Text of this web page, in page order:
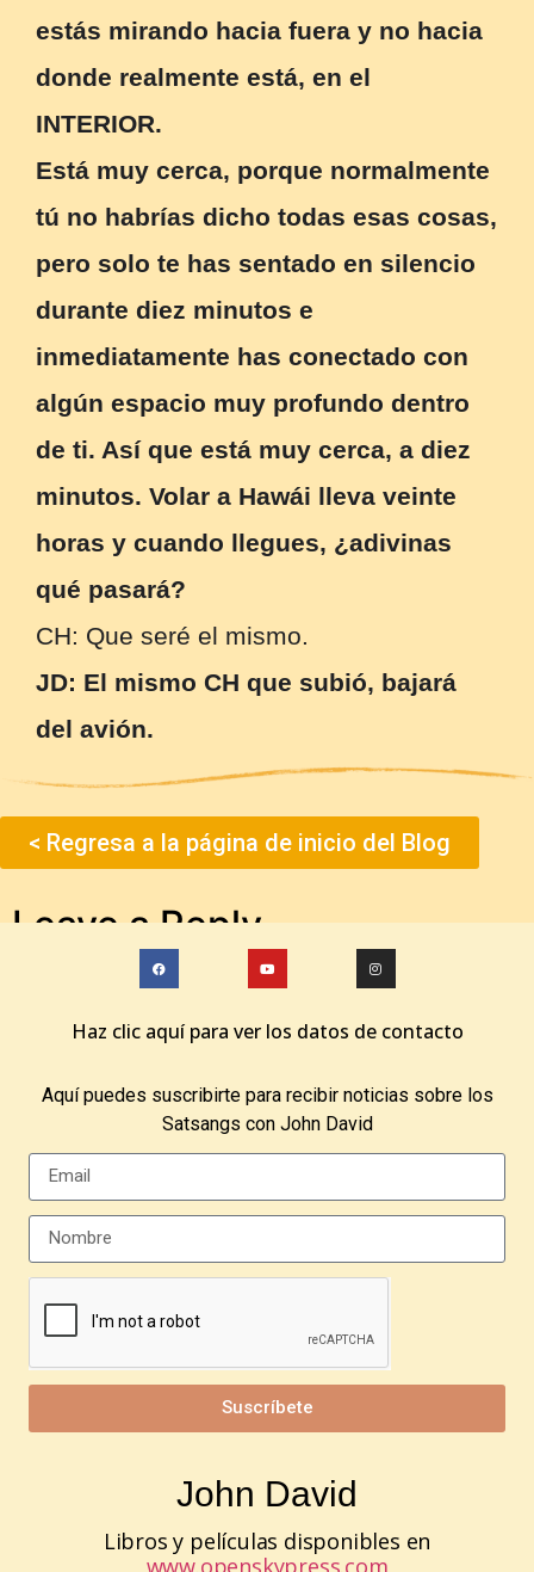
estás mirando hacia fuera y no hacia
donde realmente está, en el
INTERIOR.
Está muy cerca, porque normalmente
tú no habrías dicho todas esas cosas,
pero solo te has sentado en silencio
durante diez minutos e
inmediatamente has conectado con
algún espacio muy profundo dentro
de ti. Así que está muy cerca, a diez
minutos. Volar a Hawái lleva veinte
horas y cuando llegues, ¿adivinas
qué pasará?
CH: Que seré el mismo.
JD: El mismo CH que subió, bajará
del avión.
< Regresa a la página de inicio del Blog
Leave a Reply
logged in to post a comment.
Haz clic aquí para ver los datos de contacto
Aquí puedes suscribirte para recibir noticias sobre los
Satsangs con John David
Suscríbete
John David
Libros y películas disponibles en
www.openskypress.com